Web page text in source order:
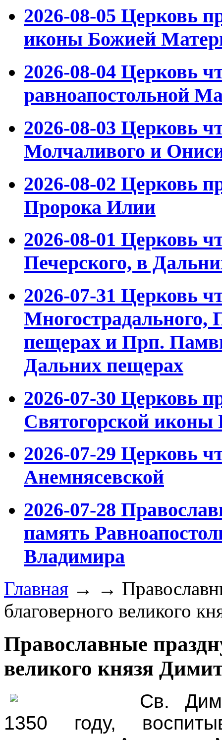
2026-08-05 Церковь
иконы Божией
2026-08-04 Церковь
равноапостольной
2026-08-03 Церковь
Молчаливого и
2026-08-02 Церковь
Пророка Илии
2026-08-01 Церковь
Печерского, в
2026-07-31 Церковь
Многострадального,
пещерах и Прп.
Дальних пещерах
2026-07-30 Церковь
Святогорской
2026-07-29 Церковь
Анемнясевской
2026-07-28
память
Владимира
Главная → →
благоверного великого
Православные
великого князя
Св.
1350 году,